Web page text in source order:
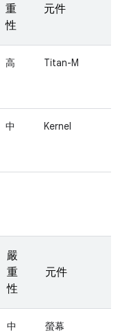
重
性
元件
高 Titan-M
中 Kernel
嚴
重
性
元件
中 螢幕